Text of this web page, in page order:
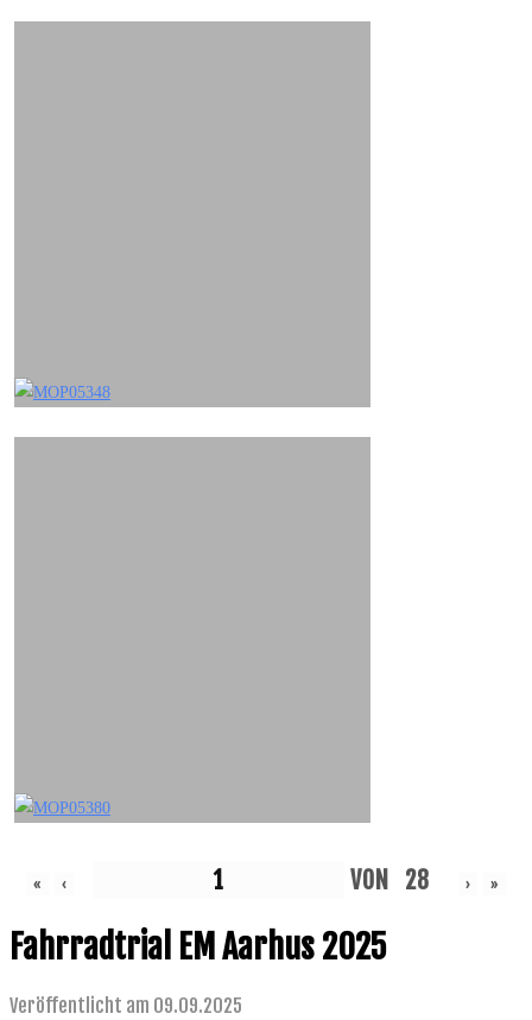
« ‹ VON 28 › »
Fahrradtrial EM Aarhus 2025
Veröffentlicht am 09.09.2025